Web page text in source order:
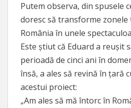
Putem observa, din spusele
doresc să transforme zonele
România în unele
Este știut că Eduard a reușit
perioadă de cinci ani în
însă, a ales să revină în țară
acestui proiect:
„Am ales să mă întorc în